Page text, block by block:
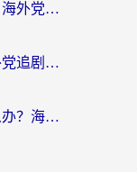
在国外能正常使用国内软件吗？海外党亲测有效的无缝访问指南
哔哩哔哩在国外怎么看番？海外党追剧看片的终极解决方案
在国外想看爱奇艺版权限制怎么办？海外华人必看的追剧自由指南